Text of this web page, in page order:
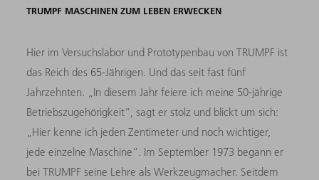
TRUMPF MASCHINEN ZUM LEBEN ERWECKEN
Hier im Versuchslabor und Prototypenbau von TRUMPF ist
das Reich des 65-Jährigen. Und das seit fast fünf
Jahrzehnten. „In diesem Jahr feiere ich meine 50-jährige
Betriebszugehörigkeit“, sagt er stolz und blickt um sich:
„Hier kenne ich jeden Zentimeter und noch wichtiger,
jede einzelne Maschine“. Im September 1973 begann er
bei TRUMPF seine Lehre als Werkzeugmacher. Seitdem